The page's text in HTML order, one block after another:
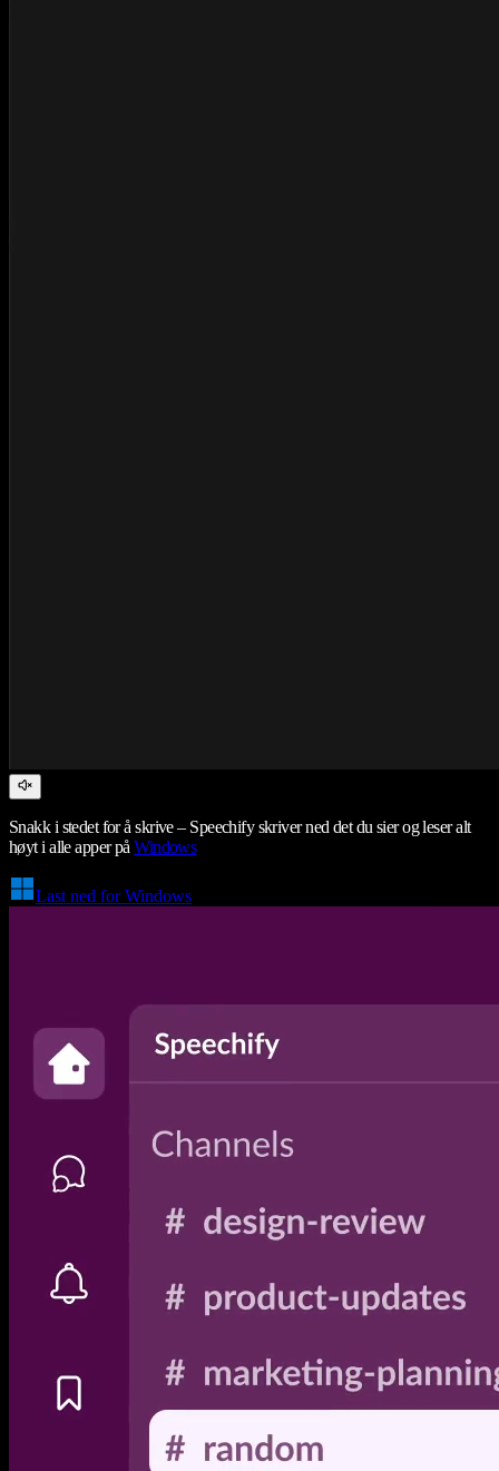
Snakk i stedet for å skrive – Speechify skriver ned det du sier og leser alt
høyt i alle apper påWindows
Last ned for Windows